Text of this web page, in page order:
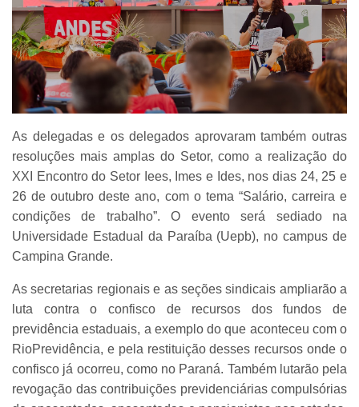
As delegadas e os delegados aprovaram também outras
resoluções mais amplas do Setor, como a realização do
XXI Encontro do Setor Iees, Imes e Ides, nos dias 24, 25 e
26 de outubro deste ano, com o tema “Salário, carreira e
condições de trabalho”. O evento será sediado na
Universidade Estadual da Paraíba (Uepb), no campus de
Campina Grande.
As secretarias regionais e as seções sindicais ampliarão a
luta contra o confisco de recursos dos fundos de
previdência estaduais, a exemplo do que aconteceu com o
RioPrevidência, e pela restituição desses recursos onde o
confisco já ocorreu, como no Paraná. Também lutarão pela
revogação das contribuições previdenciárias compulsórias